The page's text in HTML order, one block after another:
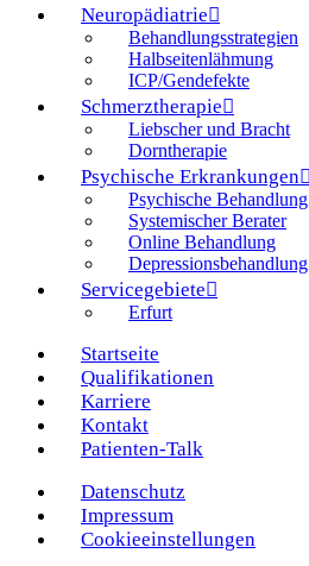
Neuropädiatrie
Behandlungsstrategien
Halbseitenlähmung
ICP/Gendefekte
Schmerztherapie
Liebscher und Bracht
Dorntherapie
Psychische Erkrankungen
Psychische Behandlung
Systemischer Berater
Online Behandlung
Depressionsbehandlung
Servicegebiete
Erfurt
Startseite
Qualifikationen
Karriere
Kontakt
Patienten-Talk
Datenschutz
Impressum
Cookieeinstellungen